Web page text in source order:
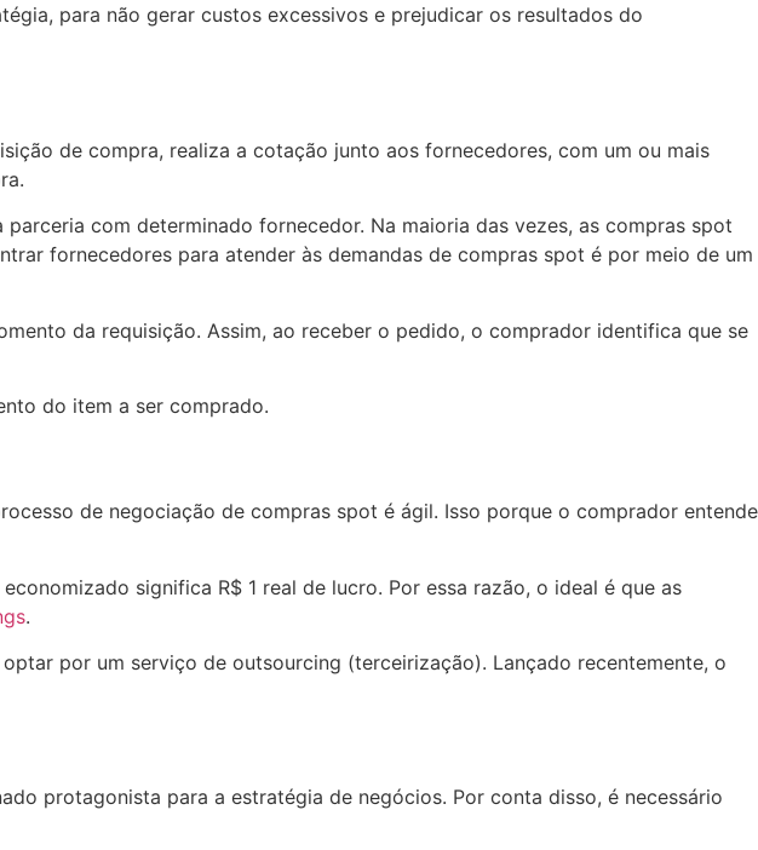
para não gerar custos excessivos e prejudicar os resultados do
de compra, realiza a cotação junto aos fornecedores, com um ou mais
com determinado fornecedor. Na maioria das vezes, as compras spot
fornecedores para atender às demandas de compras spot é por meio de um
da requisição. Assim, ao receber o pedido, o comprador identifica que se
do item a ser comprado.
de negociação de compras spot é ágil. Isso porque o comprador entende
significa R$ 1 real de lucro. Por essa razão, o ideal é que as
.
por um serviço de outsourcing (terceirização). Lançado recentemente, o
protagonista para a estratégia de negócios. Por conta disso, é necessário